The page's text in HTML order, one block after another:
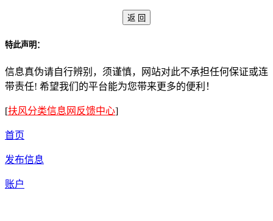
特此声明：
信息真伪请自行辨别，须谨慎，网站对此不承担任何保证或连
带责任! 希望我们的平台能为您带来更多的便利！
[扶风分类信息网反馈中心]
首页
发布信息
账户